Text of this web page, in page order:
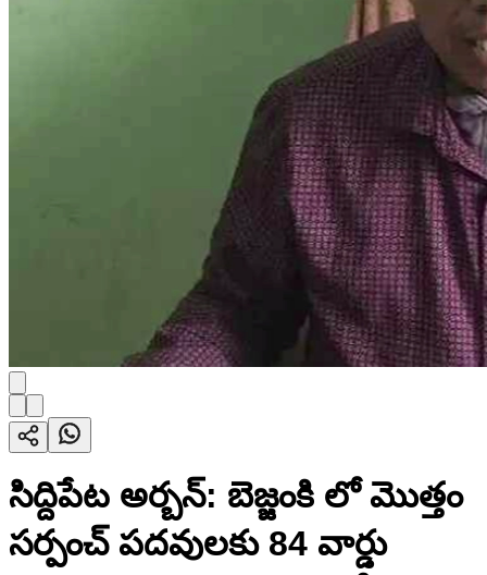
సిద్దిపేట అర్బన్: బెజ్జంకి లో మొత్తం
సర్పంచ్ పదవులకు 84 వార్డు